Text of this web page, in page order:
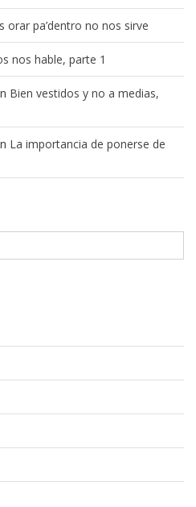
orar pa’dentro no nos sirve
nos hable, parte 1
Bien vestidos y no a medias,
La importancia de ponerse de